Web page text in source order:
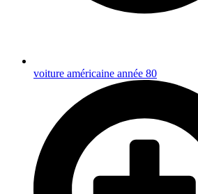
voiture américaine année 80